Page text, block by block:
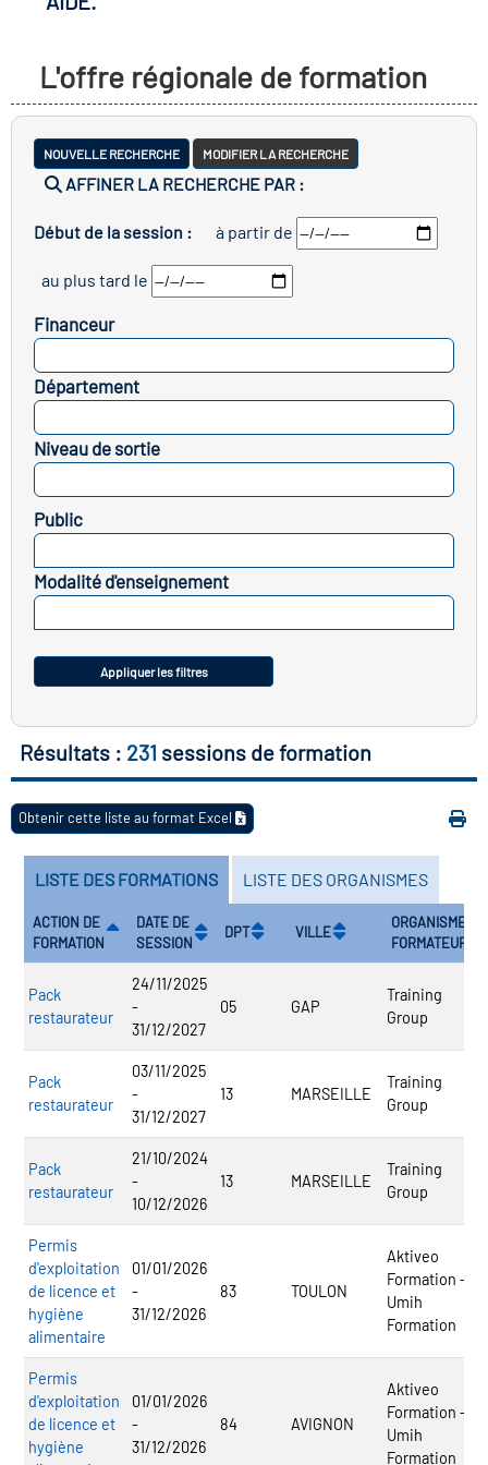
métiers
clés métiers et
lieu d'information ou
de l'Economie
(ESS)
du secteur sanitaire
de l'Industrie
emploi-formation
des transitions
construction)
des secteurs(en
L'offre régionale de formation
NOUVELLE RECHERCHE MODIFIER LA RECHERCHE
AFFINER LA RECHERCHE PAR :
Début de la session : à partir de
au plus tard le
Financeur
Département
Niveau de sortie
Public
Modalité d'enseignement
Appliquer les filtres
Résultats : 231 sessions de formation
Obtenir cette liste au format Excel
LISTE DES FORMATIONS LISTE DES ORGANISMES
ACTION DE
FORMATION
DATE DE
SESSION
DPT VILLE
ORGANISME
FORMATEUR
Pack
restaurateur
24/11/2025
-
31/12/2027
05 GAP
Training
Group
Pack
restaurateur
03/11/2025
-
31/12/2027
13 MARSEILLE
Training
Group
Pack
restaurateur
21/10/2024
-
10/12/2026
13 MARSEILLE
Training
Group
Permis
d'exploitation
de licence et
hygiène
alimentaire
01/01/2026
-
31/12/2026
83 TOULON
Aktiveo
Formation -
Umih
Formation
Permis
d'exploitation
de licence et
hygiène
01/01/2026
-
31/12/2026
84 AVIGNON
Aktiveo
Formation -
Umih
Formation